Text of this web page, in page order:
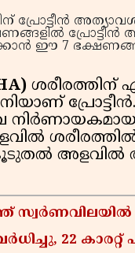
പ്രോട്ടീൻ
ഈ 7
ശരീരത്തിന്
കൂടുതൽ
സ്വർണവിലയിൽ
22 കാരറ്റ്